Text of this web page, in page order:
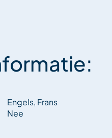
Engels, Frans
Nee